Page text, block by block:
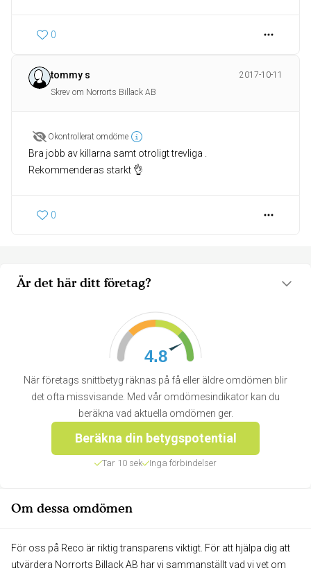
Är det här ditt företag?
4.8
När företags snittbetyg räknas på få eller äldre omdömen blir
det ofta missvisande. Med vår omdömesindikator kan du
beräkna vad aktuella omdömen ger.
Beräkna din betygspotential
Tar 10 sek Inga förbindelser
Om dessa omdömen
För oss på Reco är riktig transparens viktigt. För att hjälpa dig att
utvärdera Norrorts Billack AB har vi sammanställt vad vi vet om
0
tommy s
2017-10-11
Skrev om Norrorts Billack AB
Okontrollerat omdöme
Bra jobb av killarna samt otroligt trevliga .
Rekommenderas starkt 👌
0